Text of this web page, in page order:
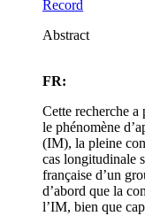
Record
Abstract
FR:
Cette recherche
le phénomène
(IM), la pleine
cas longitudinale
française d’un
d’abord que la
l’IM, bien que